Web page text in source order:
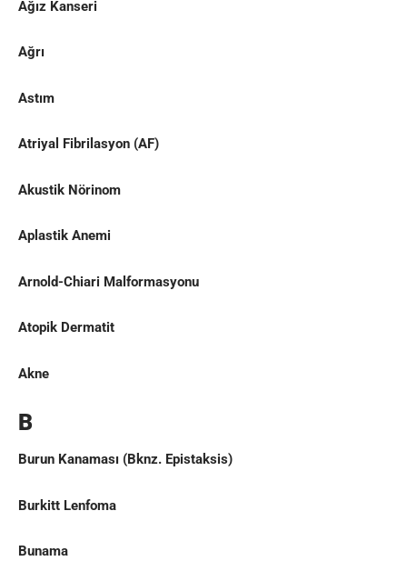
Ağız Kanseri
Ağrı
Astım
Atriyal Fibrilasyon (AF)
Akustik Nörinom
Aplastik Anemi
Arnold-Chiari Malformasyonu
Atopik Dermatit
Akne
B
Burun Kanaması (Bknz. Epistaksis)
Burkitt Lenfoma
Bunama